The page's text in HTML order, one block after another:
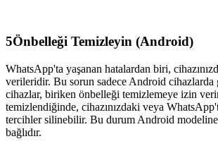
5Önbelleği Temizleyin (Android)
WhatsApp'ta yaşanan hatalardan biri,
verileridir. Bu sorun sadece Android
cihazlar, biriken önbelleği temizlemeye izin
temizlendiğinde, cihazınızdaki veya
tercihler silinebilir. Bu durum Android
bağlıdır.